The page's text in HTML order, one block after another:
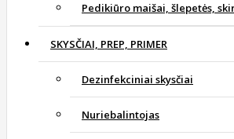
Pedikiūro maišai, šlepetės,
SKYSČIAI, PREP, PRIMER
Dezinfekciniai skysčiai
Nuriebalintojas